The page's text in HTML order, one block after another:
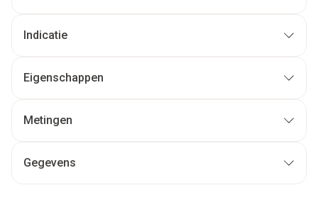
Indicatie
Eigenschappen
Metingen
Gegevens